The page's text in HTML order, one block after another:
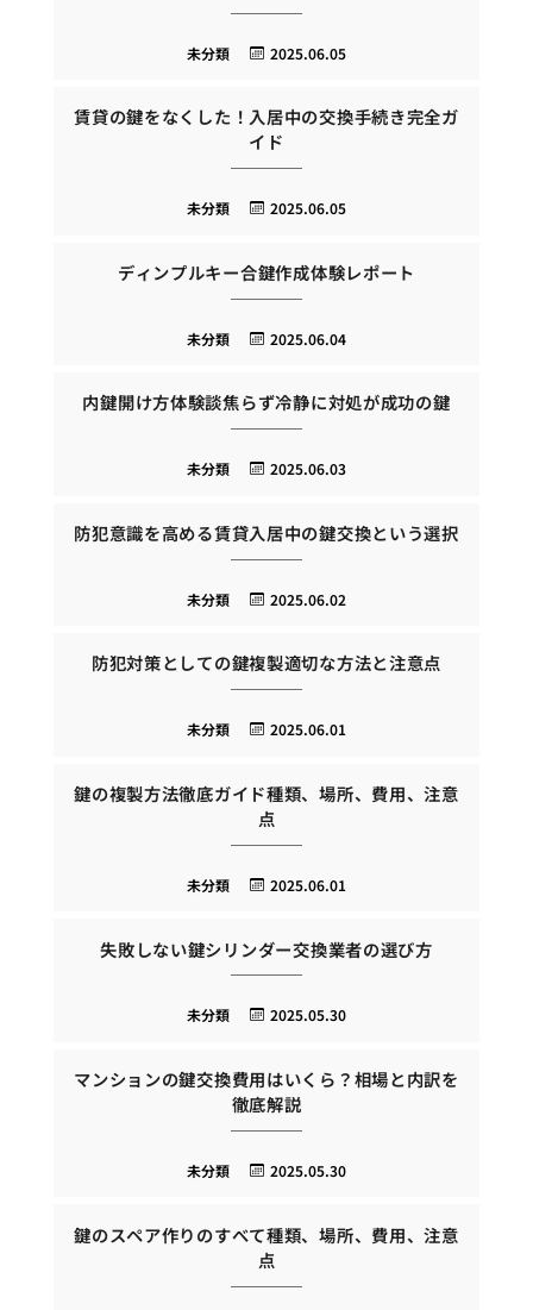
2025.06.05
未分類
賃貸の鍵をなくした！入居中の交換手続き完全ガ
イド
2025.06.05
未分類
ディンプルキー合鍵作成体験レポート
2025.06.04
未分類
内鍵開け方体験談焦らず冷静に対処が成功の鍵
2025.06.03
未分類
防犯意識を高める賃貸入居中の鍵交換という選択
2025.06.02
未分類
防犯対策としての鍵複製適切な方法と注意点
2025.06.01
未分類
鍵の複製方法徹底ガイド種類、場所、費用、注意
点
2025.06.01
未分類
失敗しない鍵シリンダー交換業者の選び方
2025.05.30
未分類
マンションの鍵交換費用はいくら？相場と内訳を
徹底解説
2025.05.30
未分類
鍵のスペア作りのすべて種類、場所、費用、注意
点